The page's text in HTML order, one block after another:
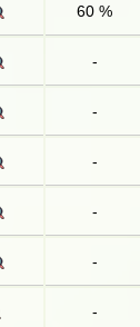
60 %
-
-
-
-
-
-